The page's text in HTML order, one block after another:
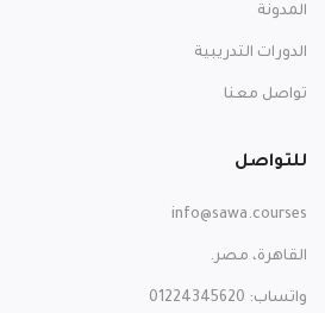
المدونة
الدورات التدريبية
تواصل معنا
للتواصل
info@sawa.courses
القاهرة، مصر.
واتساب: 01224345620